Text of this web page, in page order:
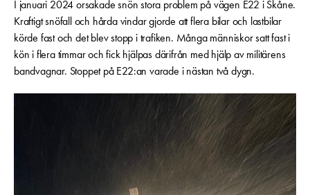
I januari 2024 orsakade snön stora problem på vägen E22 i Skåne.
Kraftigt snöfall och hårda vindar gjorde att flera bilar och lastbilar
körde fast och det blev stopp i trafiken. Många människor satt fast i
kön i flera timmar och fick hjälpas därifrån med hjälp av militärens
bandvagnar. Stoppet på E22:an varade i nästan två dygn.